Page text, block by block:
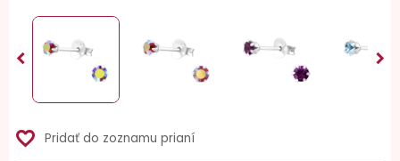
 
favorite_border Pridať do zoznamu prianí